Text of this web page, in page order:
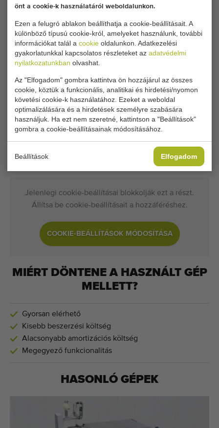
önt a cookie-k használatáról weboldalunkon.
Ezen a felugró ablakon beállíthatja a cookie-beállításait. A
különböző típusú cookie-król, amelyeket használunk, további
információkat talál a cookie oldalunkon. Adatkezelési
gyakorlatunkkal kapcsolatos részleteket az adatvédelmi
nyilatkozatunkban olvashat.
Az "Elfogadom" gombra kattintva ön hozzájárul az összes
cookie, köztük a funkcionális, analitikai és hirdetési/nyomon
követési cookie-k használatához. Ezeket a weboldal
optimalizálására és a hirdetések személyre szabására
használjuk. Ha ezt nem szeretné, kattintson a "Beállítások"
gombra a cookie-beállításainak módosításához.
Beállítások Elfogadom
Kérem, hívjon Reinier
Boldogan segítünk Önnek.
Ügyfélszolgálati munkatársaink várják
a hívását.
Hívjon minket: +31 180 632 088
Szeretne információt kapni hasonló gépekről?
legutóbb felkerült, az alábbi jellemzők bármelyikével
rendelkező gépekről.
Jelenlegi cookie-beállításai blokkolják ezt a részt.
Állítsa be cookie-beállításait a hozzáféréshez.
COOKIE-BEÁLLÍTÁSOK MÓDOSÍTÁSA
MIÉRT DÖNTENE A HASZNÁLT GÉP
MELLETT?
Gyorsan elérhető
Kisebb beszerzési költség
Alacsonyabb amortizációs költség
Megegyező funkcionalitás
HASONLÓ GÉPEK